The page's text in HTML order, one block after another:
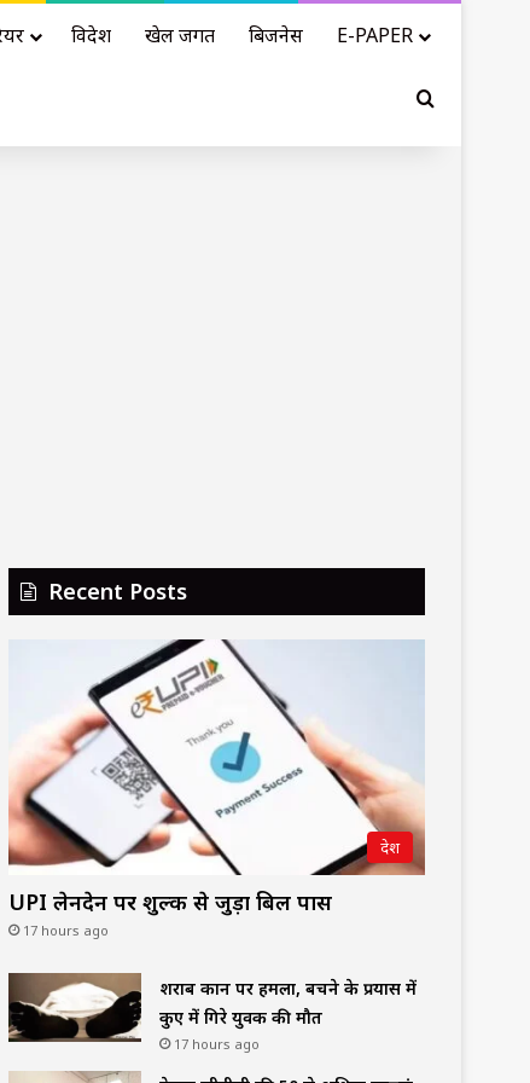
विदेश खेल जगत बिजनेस E-PAPER
Search for
Recent Posts
देश
UPI लेनदेन पर शुल्क से जुड़ा बिल पास
17 hours ago
शराब दुकान पर हमला, बचने के प्रयास में
कुए में गिरे युवक की मौत
17 hours ago